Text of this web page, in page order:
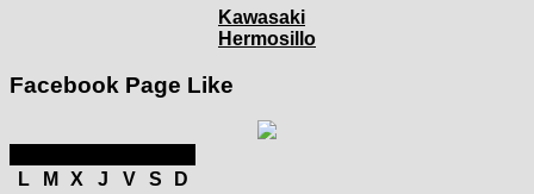
Kawasaki
Hermosillo
Facebook Page Like
L
M X J V S
D